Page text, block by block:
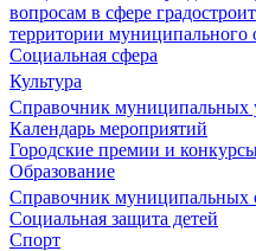
вопросам в сфере
территории муниципального
Социальная сфера
Культура
Справочник муниципальных
Календарь мероприятий
Городские премии и
Образование
Справочник муниципальных
Социальная защита детей
Спорт